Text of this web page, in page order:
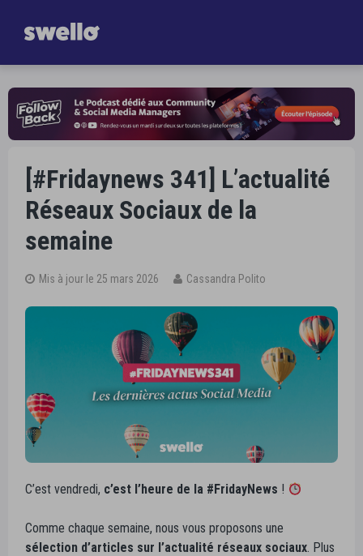
[#Fridaynews 341] L’actualité
Réseaux Sociaux de la
semaine
Mis à jour le 25 mars 2026 Cassandra Polito
C’est vendredi, c’est l’heure de la #FridayNews !
Comme chaque semaine, nous vous proposons une
sélection d’articles sur l’actualité réseaux sociaux. Plus